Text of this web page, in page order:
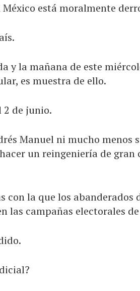
está moralmente
y la mañana de este
es muestra de ello.
2 de junio.
Manuel ni mucho menos
un reingeniería de gran
con la que los abanderados
las campañas electorales